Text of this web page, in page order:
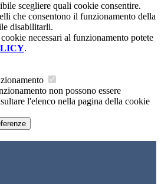
scegliere quali cookie consentire.
che consentono il funzionamento della
disabilitarli.
necessari al funzionamento potete
.
non possono essere
l'elenco nella pagina della cookie